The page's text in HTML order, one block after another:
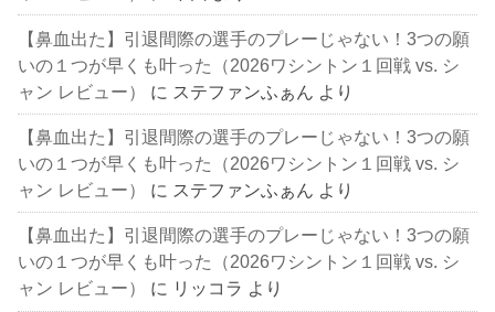
【鼻血出た】引退間際の選手のプレーじゃない！3つの願
いの１つが早くも叶った（2026ワシントン１回戦 vs. シ
ャン レビュー）
に ステファンふぁん より
【鼻血出た】引退間際の選手のプレーじゃない！3つの願
いの１つが早くも叶った（2026ワシントン１回戦 vs. シ
ャン レビュー）
に ステファンふぁん より
【鼻血出た】引退間際の選手のプレーじゃない！3つの願
いの１つが早くも叶った（2026ワシントン１回戦 vs. シ
ャン レビュー）
に リッコラ より